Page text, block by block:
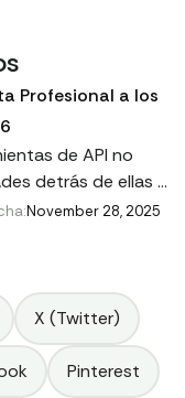
Profesional a los
de API no
detrás de ellas y
terceros puede
mismo.
November 28, 2025
X (Twitter)
Pinterest